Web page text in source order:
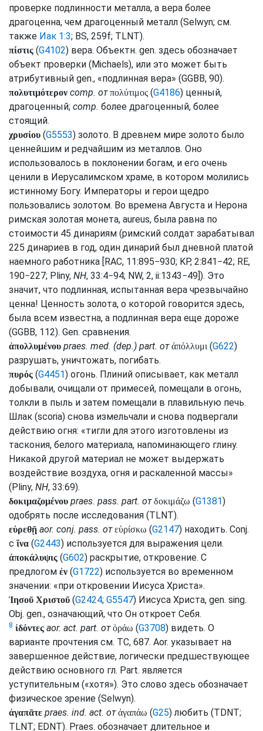
проверке подлинности металла, а вера более
драгоценна, чем драгоценный металл (Selwyn; см.
также Иак 1:3; BS, 259f; TLNT).
πίστις (G4102) вера. Объектн. gen. здесь обозначает
объект проверки (Michaels), или это может быть
атрибутивный gen., «подлинная вера» (GGBB, 90).
πολυτιμότερον comp. от πολύτιμος (G4186) ценный,
драгоценный; comp. более драгоценный, более
стоящий.
χρυσίου (G5553) золото. В древнем мире золото было
ценнейшим и редчайшим из металлов. Оно
использовалось в поклонении богам, и его очень
ценили в Иерусалимском храме, в котором молились
истинному Богу. Императоры и герои щедро
пользовались золотом. Во времена Августа и Нерона
римская золотая монета, aureus, была равна по
стоимости 45 динариям (римский солдат зарабатывал
225 динариев в год, один динарий был дневной платой
наемного работника [RAC, 11:895−930; KP, 2:841−42; RE,
190−227; Pliny, NH, 33:4−94; NW, 2, ii:1343−49]). Это
значит, что подлинная, испытанная вера чрезвычайно
ценна! Ценность золота, о которой говорится здесь,
была всем известна, а подлинная вера еще дороже
(GGBB, 112). Gen. сравнения.
ἀπολλυμένου praes. med. (dep.) part. от ἀπόλλυμι(G622)
разрушать, уничтожать, погибать.
πυρός (G4451) огонь. Плиний описывает, как металл
добывали, очищали от примесей, помещали в огонь,
толкли в пыль и затем помещали в плавильную печь.
Шлак (scoria) снова измельчали и снова подвергали
действию огня: «тигли для этого изготовлены из
таскония, белого материала, напоминающего глину.
Никакой другой материал не может выдержать
воздействие воздуха, огня и раскаленной массы»
(Pliny, NH, 33:69).
δοκιμαζομένου praes. pass. part. от δοκιμάζω (G1381)
одобрять после исследования (TLNT).
εὑρεθῇ aor. conj. pass. от εὑρίσκω (G2147) находить. Conj.
с ἵνα (G2443) используется для выражения цели.
ἀποκάλυψις (G602) раскрытие, откровение. С
предлогом ἐν (G1722) используется во временном
значении: «при откровении Иисуса Христа».
Ἰησοῦ Χριστοῦ (G2424; G5547) Иисуса Христа, gen. sing.
Obj. gen., означающий, что Он откроет Себя.
8 ἰδόντες aor. act. part. от ὁράω (G3708) видеть. О
варианте прочтения см. TC, 687. Aor. указывает на
завершенное действие, логически предшествующее
действию основного гл. Part. является
уступительным («хотя»). Это слово здесь обозначает
физическое зрение (Selwyn).
ἀγαπᾶτε praes. ind. act. от ἀγαπάω (G25) любить (TDNT;
TLNT; EDNT). Praes. обозначает длительное и